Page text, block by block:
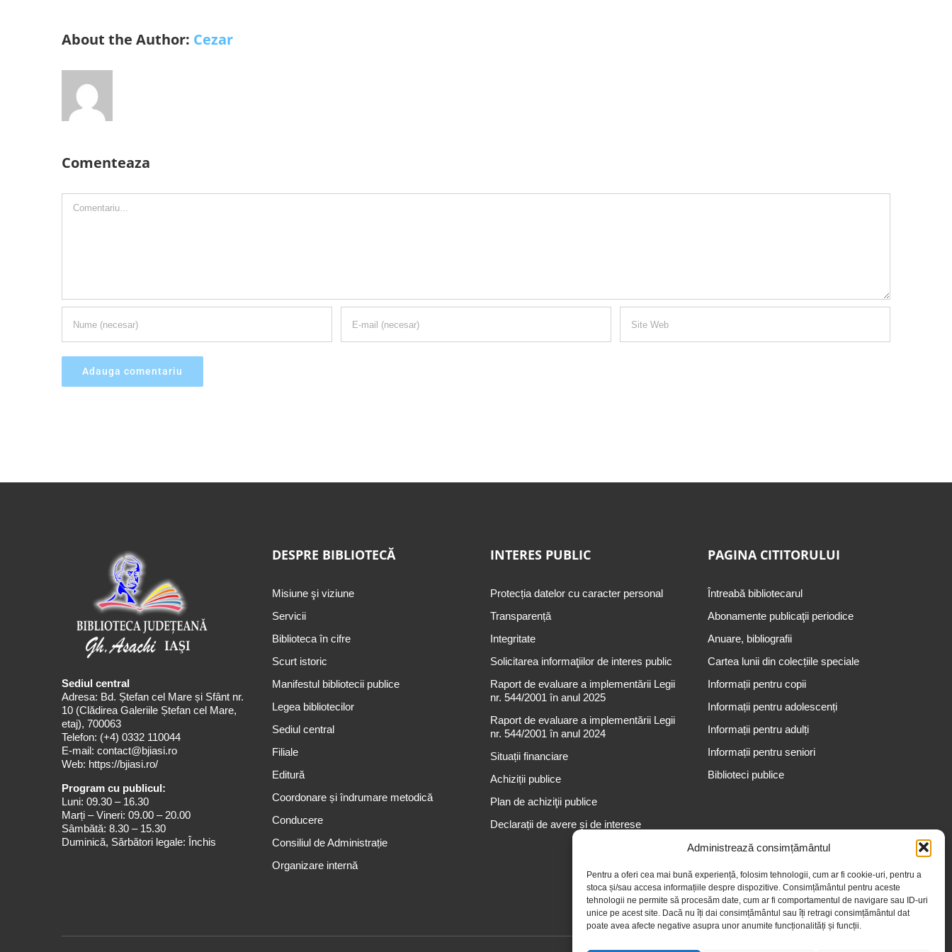
Administrează consimțământul
Pentru a oferi cea mai bună experiență, folosim tehnologii, cum ar fi cookie-uri, pentru a
stoca și/sau accesa informațiile despre dispozitive. Consimțământul pentru aceste
tehnologii ne permite să procesăm date, cum ar fi comportamentul de navigare sau ID-uri
unice pe acest site. Dacă nu îți dai consimțământul sau îți retragi consimțământul dat
poate avea afecte negative asupra unor anumite funcționalități și funcții.
About the Author: Cezar
Comenteaza
Sediul central
Adresa: Bd. Ștefan cel Mare și Sfânt nr.
10 (Clădirea Galeriile Ștefan cel Mare,
etaj), 700063
Telefon: (+4) 0332 110044
E-mail: contact@bjiasi.ro
Web: https://bjiasi.ro/
Program cu publicul:
Luni: 09.30 – 16.30
Marți – Vineri: 09.00 – 20.00
Sâmbătă: 8.30 – 15.30
Duminică, Sărbători legale: Închis
DESPRE BIBLIOTECĂ
Misiune şi viziune
Servicii
Biblioteca în cifre
Scurt istoric
Manifestul bibliotecii publice
Legea bibliotecilor
Sediul central
Filiale
Editură
Coordonare și îndrumare metodică
Conducere
Consiliul de Administrație
Organizare internă
INTERES PUBLIC
Protecția datelor cu caracter personal
Transparență
Integritate
Solicitarea informaţiilor de interes public
Raport de evaluare a implementării Legii
nr. 544/2001 în anul 2025
Raport de evaluare a implementării Legii
nr. 544/2001 în anul 2024
Situații financiare
Achiziții publice
Plan de achiziţii publice
Declarații de avere și de interese
PAGINA CITITORULUI
Întreabă bibliotecarul
Abonamente publicaţii periodice
Anuare, bibliografii
Cartea lunii din colecțiile speciale
Informații pentru copii
Informații pentru adolescenți
Informații pentru adulți
Informații pentru seniori
Biblioteci publice